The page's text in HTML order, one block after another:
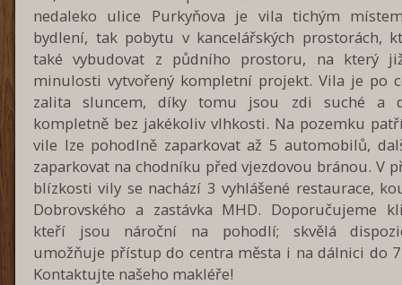
nedaleko ulice Purkyňova je vila tichým
bydlení, tak pobytu v kancelářských prostorách,
také vybudovat z půdního prostoru, na který
minulosti vytvořený kompletní projekt. Vila je po
zalita sluncem, díky tomu jsou zdi suché a
kompletně bez jakékoliv vlhkosti. Na pozemku
vile lze pohodlně zaparkovat až 5 automobilů,
zaparkovat na chodníku před vjezdovou bránou. V
blízkosti vily se nachází 3 vyhlášené restaurace,
Dobrovského a zastávka MHD. Doporučujeme
kteří jsou nároční na pohodlí; skvělá
umožňuje přístup do centra města i na dálnici do
Kontaktujte našeho makléře!